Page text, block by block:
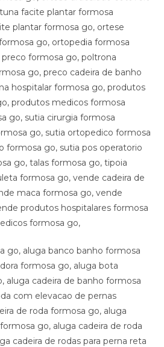
go, aluga banco banho formosa
formosa go, aluga bota
aluga cadeira de banho formosa
com elevacao de pernas
de roda formosa go, aluga
go, aluga cadeira de roda
cadeira de rodas para perna reta